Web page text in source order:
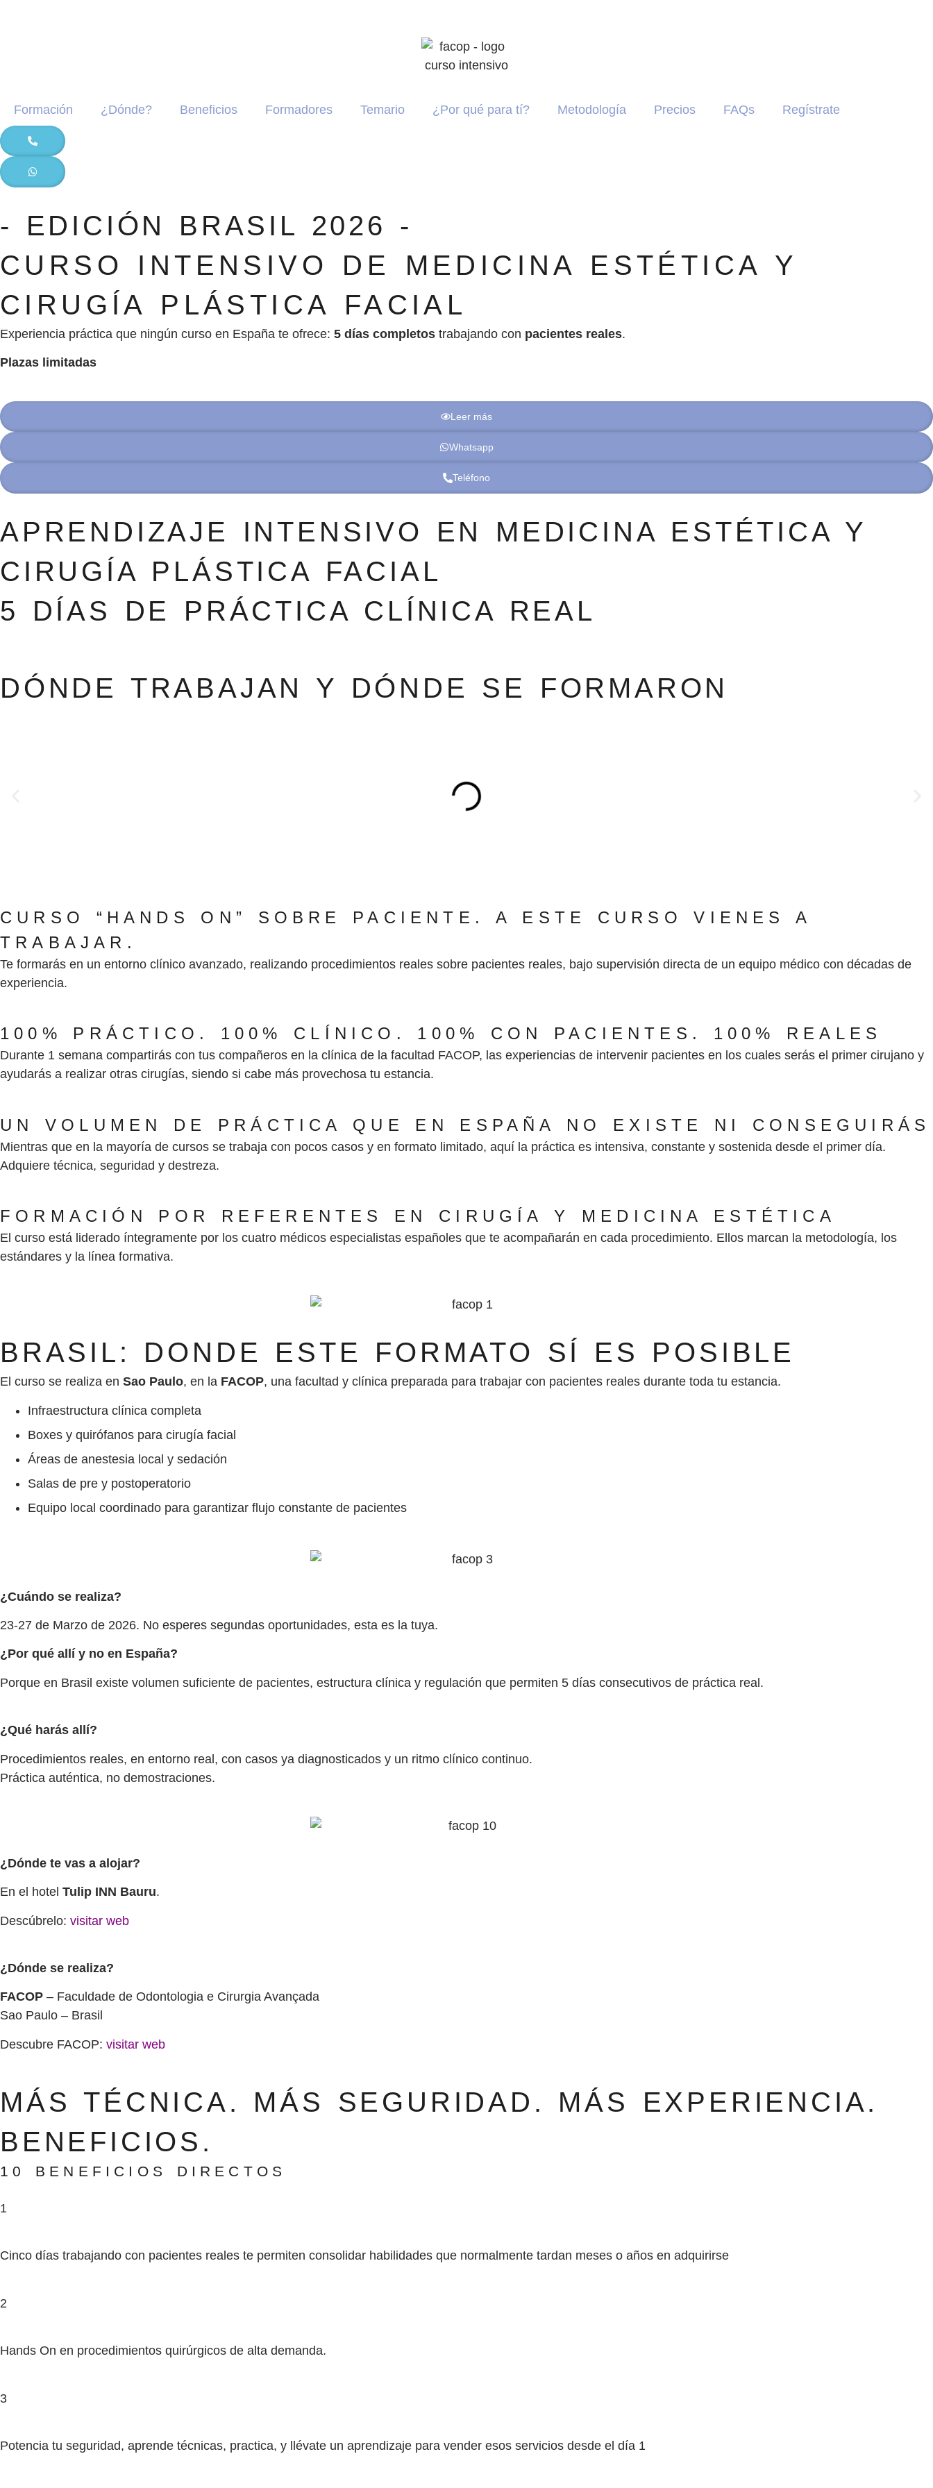
Formación ¿Dónde? Beneficios Formadores Temario ¿Por qué para tí? Metodología Precios FAQs Regístrate
- EDICIÓN BRASIL 2026 -
CURSO INTENSIVO DE MEDICINA ESTÉTICA Y
CIRUGÍA PLÁSTICA FACIAL
Experiencia práctica que ningún curso en España te ofrece: 5 días completos trabajando con pacientes reales.
Plazas limitadas
Leer más
Whatsapp
Teléfono
APRENDIZAJE INTENSIVO EN MEDICINA ESTÉTICA Y
CIRUGÍA PLÁSTICA FACIAL
5 DÍAS DE PRÁCTICA CLÍNICA REAL
DÓNDE TRABAJAN Y DÓNDE SE FORMARON
CURSO “HANDS ON” SOBRE PACIENTE. A ESTE CURSO VIENES A
TRABAJAR.
Te formarás en un entorno clínico avanzado, realizando procedimientos reales sobre pacientes reales, bajo supervisión directa de un equipo médico con décadas de
experiencia.
100% PRÁCTICO. 100% CLÍNICO. 100% CON PACIENTES. 100% REALES
Durante 1 semana compartirás con tus compañeros en la clínica de la facultad FACOP, las experiencias de intervenir pacientes en los cuales serás el primer cirujano y
ayudarás a realizar otras cirugías, siendo si cabe más provechosa tu estancia.
UN VOLUMEN DE PRÁCTICA QUE EN ESPAÑA NO EXISTE NI CONSEGUIRÁS
Mientras que en la mayoría de cursos se trabaja con pocos casos y en formato limitado, aquí la práctica es intensiva, constante y sostenida desde el primer día.
Adquiere técnica, seguridad y destreza.
FORMACIÓN POR REFERENTES EN CIRUGÍA Y MEDICINA ESTÉTICA
El curso está liderado íntegramente por los cuatro médicos especialistas españoles que te acompañarán en cada procedimiento. Ellos marcan la metodología, los
estándares y la línea formativa.
BRASIL: DONDE ESTE FORMATO SÍ ES POSIBLE
El curso se realiza en Sao Paulo, en la FACOP, una facultad y clínica preparada para trabajar con pacientes reales durante toda tu estancia.
Infraestructura clínica completa
Boxes y quirófanos para cirugía facial
Áreas de anestesia local y sedación
Salas de pre y postoperatorio
Equipo local coordinado para garantizar flujo constante de pacientes
¿Cuándo se realiza?
23-27 de Marzo de 2026. No esperes segundas oportunidades, esta es la tuya.
¿Por qué allí y no en España?
Porque en Brasil existe volumen suficiente de pacientes, estructura clínica y regulación que permiten 5 días consecutivos de práctica real.
¿Qué harás allí?
Procedimientos reales, en entorno real, con casos ya diagnosticados y un ritmo clínico continuo.
Práctica auténtica, no demostraciones.
¿Dónde te vas a alojar?
En el hotel Tulip INN Bauru.
Descúbrelo: visitar web
¿Dónde se realiza?
FACOP – Faculdade de Odontologia e Cirurgia Avançada
Sao Paulo – Brasil
Descubre FACOP: visitar web
MÁS TÉCNICA. MÁS SEGURIDAD. MÁS EXPERIENCIA.
BENEFICIOS.
10 BENEFICIOS DIRECTOS
1
Cinco días trabajando con pacientes reales te permiten consolidar habilidades que normalmente tardan meses o años en adquirirse
2
Hands On en procedimientos quirúrgicos de alta demanda.
3
Potencia tu seguridad, aprende técnicas, practica, y llévate un aprendizaje para vender esos servicios desde el día 1